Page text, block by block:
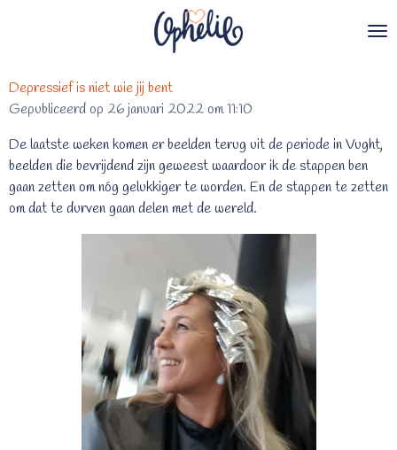
de
hoofdinhoud
Depressief is niet wie jij bent
Gepubliceerd op 26 januari 2022 om 11:10
De laatste weken komen er beelden terug uit de periode in Vught,
beelden die bevrijdend zijn geweest waardoor ik de stappen ben
gaan zetten om nóg gelukkiger te worden. En de stappen te zetten
om dat te durven gaan delen met de wereld.